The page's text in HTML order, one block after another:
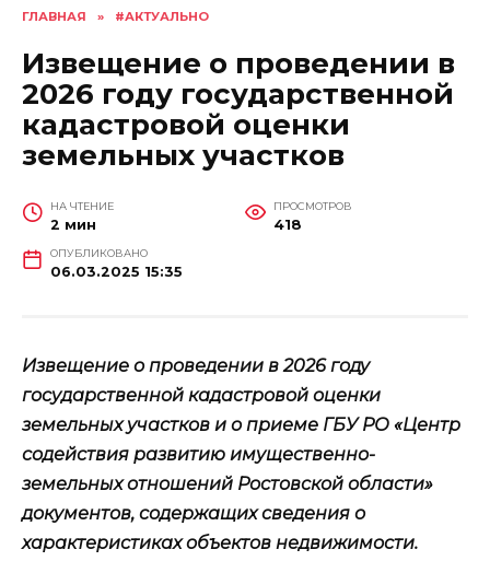
ГЛАВНАЯ » #АКТУАЛЬНО
Извещение о проведении в
2026 году государственной
кадастровой оценки
земельных участков
НА ЧТЕНИЕ
2 мин
ПРОСМОТРОВ
418
ОПУБЛИКОВАНО
06.03.2025 15:35
Извещение о проведении в 2026 году
государственной кадастровой оценки
земельных участков и о приеме ГБУ РО «Центр
содействия развитию имущественно-
земельных отношений Ростовской области»
документов, содержащих сведения о
характеристиках объектов недвижимости.